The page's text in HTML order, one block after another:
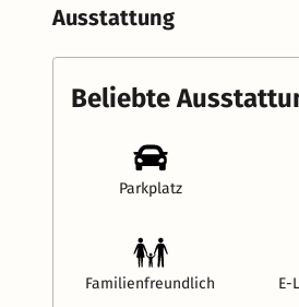
Ausstattung
Beliebte
Parkplatz
Familienfreundlich E-